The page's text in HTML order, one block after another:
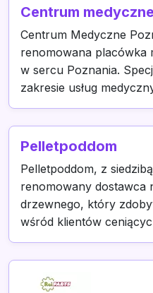
Centrum
Centrum Medyczne
renomowana placówka
w sercu Poznania.
zakresie usług
Pelletpoddom
Pelletpoddom, z
renomowany dostawca
drzewnego, który
wśród klientów